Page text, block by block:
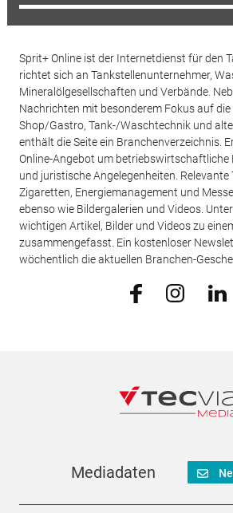
Sprit+ Online ist der Internetdienst für den
richtet sich an Tankstellenunternehmer,
Mineralölgesellschaften und Verbände.
Nachrichten mit besonderem Fokus auf die
Shop/Gastro, Tank-/Waschtechnik und
enthält die Seite ein Branchenverzeichnis.
Online-Angebot um
und juristische Angelegenheiten. Relevante
Zigaretten, Energiemanagement und
ebenso wie Bildergalerien und Videos.
wichtigen Artikel, Bilder und Videos zu
zusammengefasst. Ein kostenloser
wöchentlich die aktuellen Branchen-
Mediadaten